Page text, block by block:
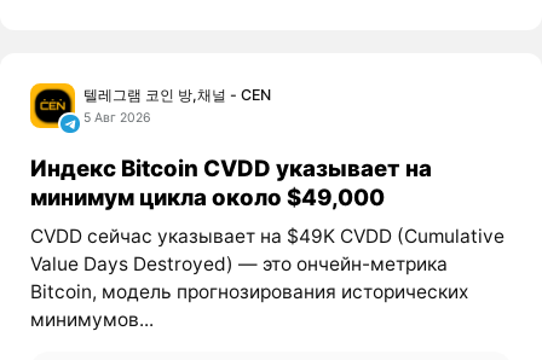
텔레그램 코인 방,채널 - CEN
5 Авг 2026
Индекс Bitcoin CVDD указывает на
минимум цикла около $49,000
CVDD сейчас указывает на $49K CVDD (Cumulative
Value Days Destroyed) — это ончейн-метрика
Bitcoin, модель прогнозирования исторических
минимумов...